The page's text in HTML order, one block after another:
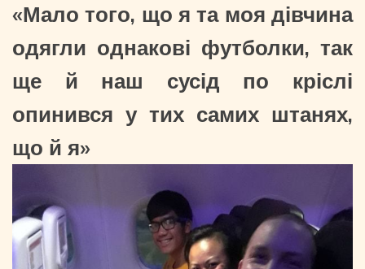
«Мало того, що я та моя дівчина
одягли однакові футболки, так
ще й наш сусід по кріслі
опинився у тих самих штанях,
що й я»